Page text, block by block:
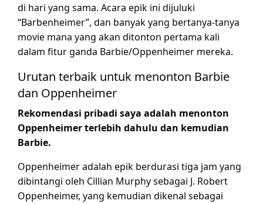
di hari yang sama. Acara epik ini dijuluki
“Barbenheimer”, dan banyak yang bertanya-tanya
movie mana yang akan ditonton pertama kali
dalam fitur ganda Barbie/Oppenheimer mereka.
Urutan terbaik untuk menonton Barbie
dan Oppenheimer
Rekomendasi pribadi saya adalah menonton
Oppenheimer terlebih dahulu dan kemudian
Barbie.
Oppenheimer adalah epik berdurasi tiga jam yang
dibintangi oleh Cillian Murphy sebagai J. Robert
Oppenheimer, yang kemudian dikenal sebagai